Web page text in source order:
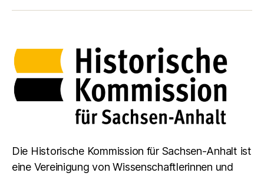
Die Historische Kommission für Sachsen-Anhalt ist
eine Vereinigung von Wissenschaftlerinnen und